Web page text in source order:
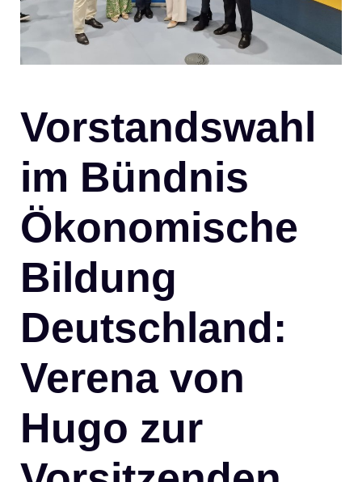
Vorstandswahl
im Bündnis
Ökonomische
Bildung
Deutschland:
Verena von
Hugo zur